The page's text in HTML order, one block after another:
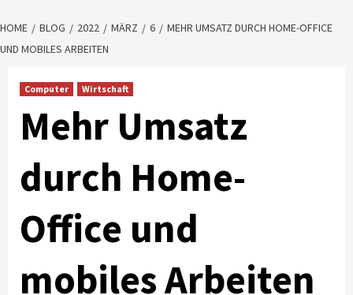
HOME BLOG 2022 MÄRZ 6
MEHR UMSATZ DURCH HOME-OFFICE
UND MOBILES ARBEITEN
Computer Wirtschaft
Mehr Umsatz
durch Home-
Office und
mobiles Arbeiten